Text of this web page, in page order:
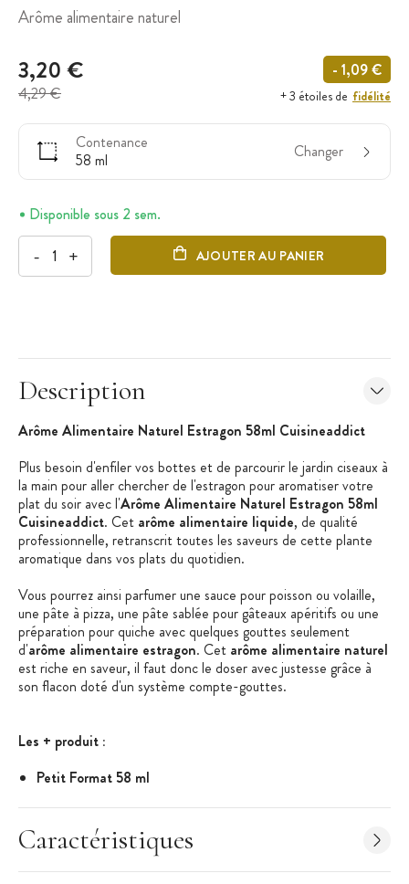
Arôme alimentaire naturel
3,20 €
4,29 €
- 1,09 €
+ 3 étoiles de fidélité
Contenance
58 ml
Changer
Disponible sous 2 sem.
- + AJOUTER AU PANIER
Description
Arôme Alimentaire Naturel Estragon 58ml Cuisineaddict
Plus besoin d'enfiler vos bottes et de parcourir le jardin ciseaux à
la main pour aller chercher de l'estragon pour aromatiser votre
plat du soir avec l'Arôme Alimentaire Naturel Estragon 58ml
Cuisineaddict. Cet arôme alimentaire liquide, de qualité
professionnelle, retranscrit toutes les saveurs de cette plante
aromatique dans vos plats du quotidien.
Vous pourrez ainsi parfumer une sauce pour poisson ou volaille,
une pâte à pizza, une pâte sablée pour gâteaux apéritifs ou une
préparation pour quiche avec quelques gouttes seulement
d'arôme alimentaire estragon. Cet arôme alimentaire naturel
est riche en saveur, il faut donc le doser avec justesse grâce à
son flacon doté d'un système compte-gouttes.
Les + produit :
Petit Format 58 ml
Arôme Alimentaire Professionnel
Flacon Compte-Gouttes
Arôme Naturel
Caractéristiques